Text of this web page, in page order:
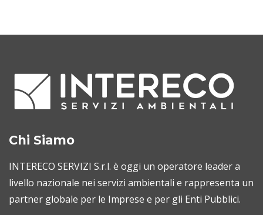
Chi Siamo
INTERECO SERVIZI S.r.l. è oggi un operatore leader a
livello nazionale nei servizi ambientali e rappresenta un
partner globale per le Imprese e per gli Enti Pubblici.